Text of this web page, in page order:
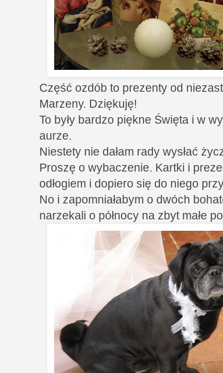
Część ozdób to prezenty od
Marzeny. Dziękuję!
To były bardzo piękne Święta i w
aurze.
Niestety nie dałam rady wysłać
Proszę o wybaczenie. Kartki i
odłogiem i dopiero się do niego
No i zapomniałabym o dwóch
narzekali o północy na zbyt małe